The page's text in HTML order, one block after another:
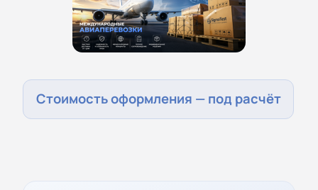
Стоимость оформления — под расчёт